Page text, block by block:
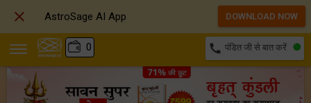
0 call पंडित जी से बात करें
 AstroSage AI App DOWNLOAD NOW